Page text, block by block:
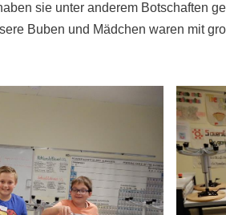
sie unter anderem Botschaften
Buben und Mädchen waren mit